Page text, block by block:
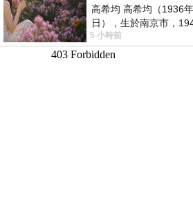
高希均 高希均（1936
日），生於南京市，
赴美深造並取得經濟發
5 小時前